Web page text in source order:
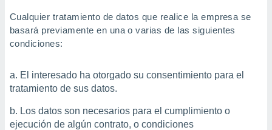
Cualquier tratamiento de datos que realice la empresa se
basará previamente en una o varias de las siguientes
condiciones:
El interesado ha otorgado su consentimiento para el
tratamiento de sus datos.
Los datos son necesarios para el cumplimiento o
ejecución de algún contrato, o condiciones